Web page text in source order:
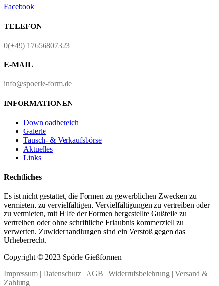
Facebook
TELEFON
0(+49) 17656807323
E-MAIL
info@spoerle-form.de
INFORMATIONEN
Downloadbereich
Galerie
Tausch- & Verkaufsbörse
Aktuelles
Links
Rechtliches
Es ist nicht gestattet, die Formen zu gewerblichen Zwecken zu
vermieten, zu vervielfältigen, Vervielfältigungen zu vertreiben oder
zu vermieten, mit Hilfe der Formen hergestellte Gußteile zu
vertreiben oder ohne schriftliche Erlaubnis kommerziell zu
verwerten. Zuwiderhandlungen sind ein Verstoß gegen das
Urheberrecht.
Copyright © 2023 Spörle Gießformen
Impressum | Datenschutz | AGB | Widerrufsbelehrung | Versand &
Zahlung